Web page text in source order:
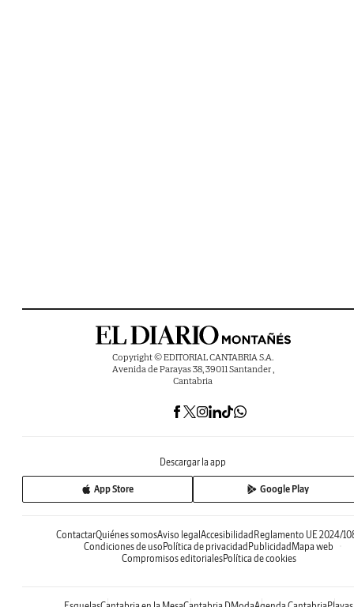
Copyright © EDITORIAL CANTABRIA S.A.
Avenida de Parayas 38, 39011 Santander ,
Cantabria
Descargar la app
App Store Google Play
ContactarQuiénes somosAviso legal Accesibilidad Reglamento UE 2024/
Condiciones de uso Política de privacidad Publicidad Mapa web
Compromisos editorialesPolítica de cookies